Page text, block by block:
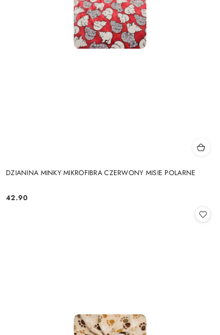
DZIANINA MINKY MIKROFIBRA CZERWONY MISIE POLARNE
Cena:
42.90